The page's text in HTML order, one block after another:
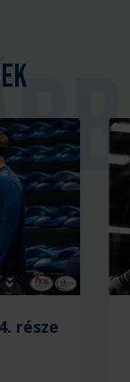
része